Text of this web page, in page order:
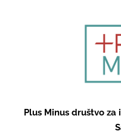
Plus Minus društvo